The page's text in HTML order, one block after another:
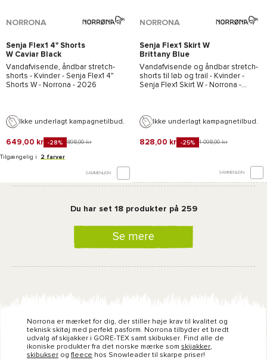
NORRONA
Senja Flex1 4" Shorts
W Caviar Black
Vandafvisende, åndbar stretch-
shorts - Kvinder - Senja Flex1 4"
Shorts W- Norrona - 2026
Ikke underlagt kampagnetilbud.
649,00 kr -28% 898,90 kr
Tilgængelig i 2 farver
SAMMENLIGN
NORRONA
Senja Flex1 Skirt W
Brittany Blue
Vandafvisende og åndbar stretch-
shorts til løb og trail - Kvinder -
Senja Flex1 Skirt W- Norrona -
Ikke underlagt kampagnetilbud.
828,00 kr -25% 1 098,90 kr
SAMMENLIGN
Du har set 18 produkter på 259
Se mere
Norrona er mærket for dig, der stiller høje krav til kvalitet og
teknisk skitøj med perfekt pasform. Norrona tilbyder et bredt
udvalg af skijakker i GORE-TEX samt skibukser. Find alle de
ikoniske produkter fra det norske mærke som skijakker,
skibukser og fleece hos Snowleader til skarpe priser!